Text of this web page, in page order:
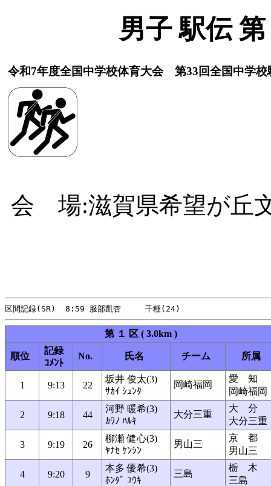
男子 駅伝
令和7年度全国中学校体育大会 第33回全国中学校
会 場:滋賀県希望が丘
第 １ 区 ( 3.0km )
順位
記録
ｺﾒﾝﾄ
No. 氏名 チーム 所属
1 9:13 22
坂井 俊太(3)
ｻｶｲ ｼｭﾝﾀ
岡崎福岡
愛 知
岡崎福岡
2 9:18 44
河野 暖希(3)
ｶﾜﾉ ﾊﾙｷ
大分三重
大 分
大分三重
3 9:19 26
柳瀬 健心(3)
ﾔﾅｾ ｹﾝｼﾝ
男山三
京 都
男山三
4 9:20 9
本多 優希(3)
ﾎﾝﾀﾞ ﾕｳｷ
三島
栃 木
三島